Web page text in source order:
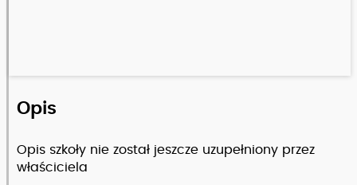
Opis
Opis szkoły nie został jeszcze uzupełniony przez
właściciela